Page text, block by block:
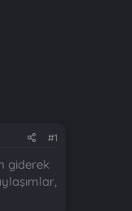
#1
giderek